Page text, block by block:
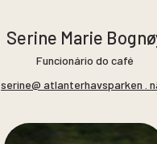
Serine Marie
Funcionário do café
serine@ atlanterhavsparken .